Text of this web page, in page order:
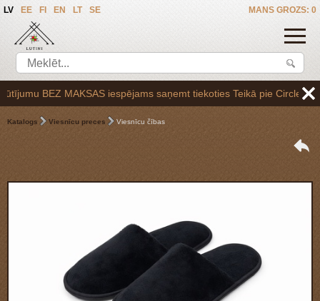
MANS GROZS: 0
LV EE FI EN LT SE
BEZ MAKSAS iespējams saņemt tiekoties Teikā pie Circle K
Katalogs Viesnīcu preces Viesnīcu čības